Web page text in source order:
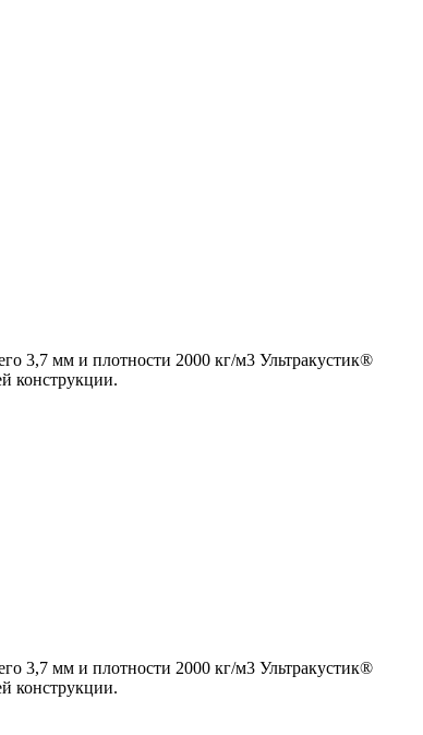
3,7 мм и плотности 2000 кг/м3 Ультракустик®
конструкции.
3,7 мм и плотности 2000 кг/м3 Ультракустик®
конструкции.